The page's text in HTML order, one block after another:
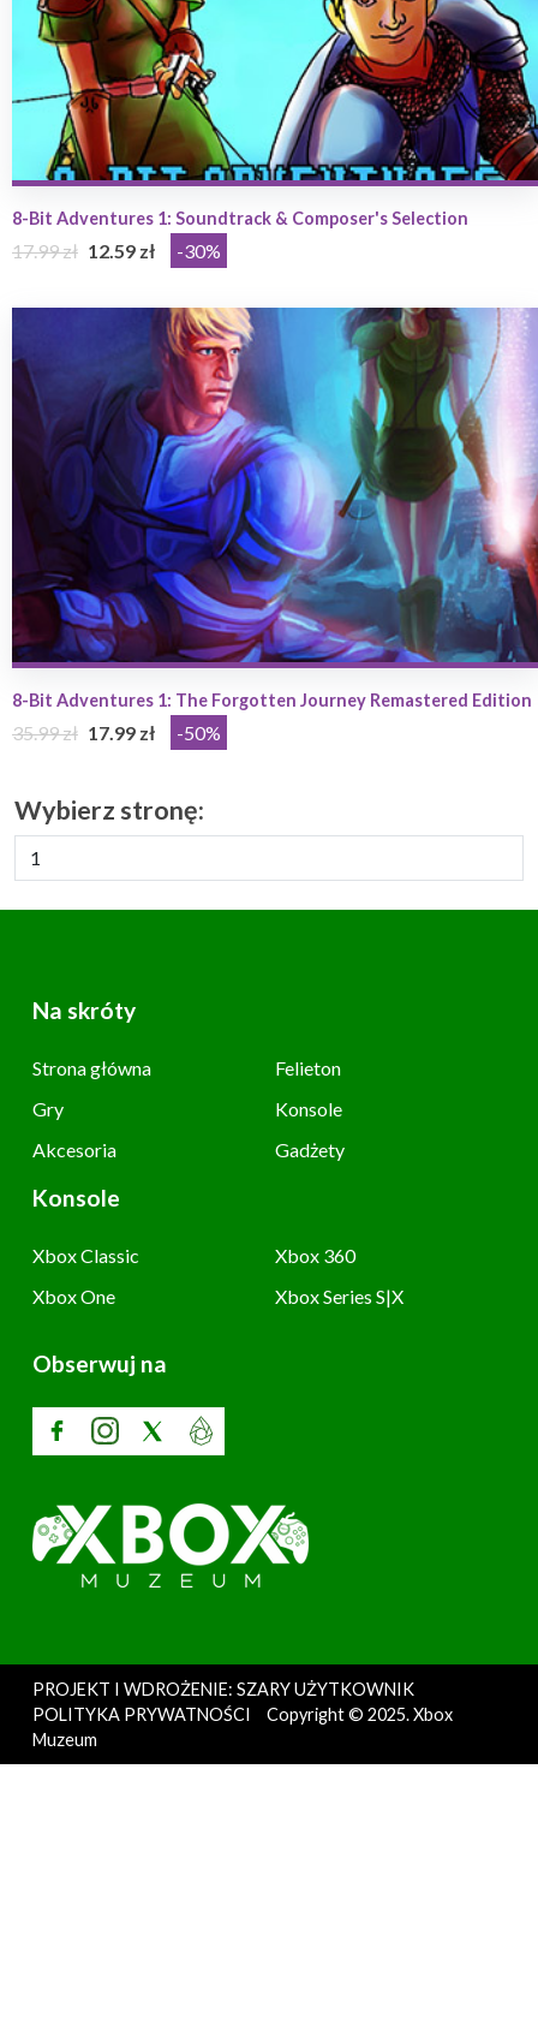
8-Bit Adventures 1: Soundtrack & Composer's Selection
17.99 zł 12.59 zł -30%
8-Bit Adventures 1: The Forgotten Journey Remastered Edition
35.99 zł 17.99 zł -50%
Wybierz stronę:
Na skróty
Strona główna
Felieton
Gry
Konsole
Akcesoria
Gadżety
Konsole
Xbox Classic
Xbox 360
Xbox One
Xbox Series S|X
Obserwuj na
PROJEKT I WDROŻENIE: SZARY UŻYTKOWNIK
POLITYKA PRYWATNOŚCI
Copyright © 2025. Xbox
Muzeum